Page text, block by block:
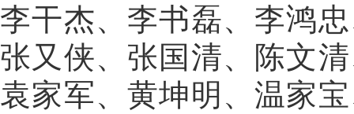
李干杰、李书磊、李鸿
张又侠、张国清、陈文
袁家军、黄坤明、温家